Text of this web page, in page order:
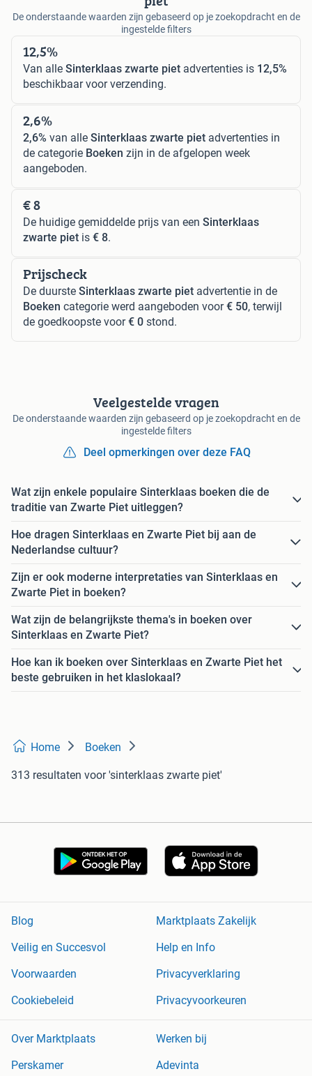
De onderstaande waarden zijn gebaseerd op je zoekopdracht en de
ingestelde filters
12,5%
Van alle Sinterklaas zwarte piet advertenties is 12,5%
beschikbaar voor verzending.
2,6%
2,6% van alle Sinterklaas zwarte piet advertenties in
de categorie Boeken zijn in de afgelopen week
aangeboden.
€ 8
De huidige gemiddelde prijs van een Sinterklaas
zwarte piet is € 8.
Prijscheck
De duurste Sinterklaas zwarte piet advertentie in de
Boeken categorie werd aangeboden voor€ 50, terwijl
de goedkoopste voor€ 0 stond.
Veelgestelde vragen
De onderstaande waarden zijn gebaseerd op je zoekopdracht en de
ingestelde filters
Deel opmerkingen over deze FAQ
Wat zijn enkele populaire Sinterklaas boeken die de
traditie van Zwarte Piet uitleggen?
Hoe dragen Sinterklaas en Zwarte Piet bij aan de
Nederlandse cultuur?
Zijn er ook moderne interpretaties van Sinterklaas en
Zwarte Piet in boeken?
Wat zijn de belangrijkste thema's in boeken over
Sinterklaas en Zwarte Piet?
Hoe kan ik boeken over Sinterklaas en Zwarte Piet het
beste gebruiken in het klaslokaal?
Home Boeken
313 resultaten voor 'sinterklaas zwarte piet'
Blog
Marktplaats Zakelijk
Veilig en Succesvol
Help en Info
Voorwaarden
Privacyverklaring
Cookiebeleid
Privacyvoorkeuren
Over Marktplaats
Werken bij
Perskamer
Adevinta